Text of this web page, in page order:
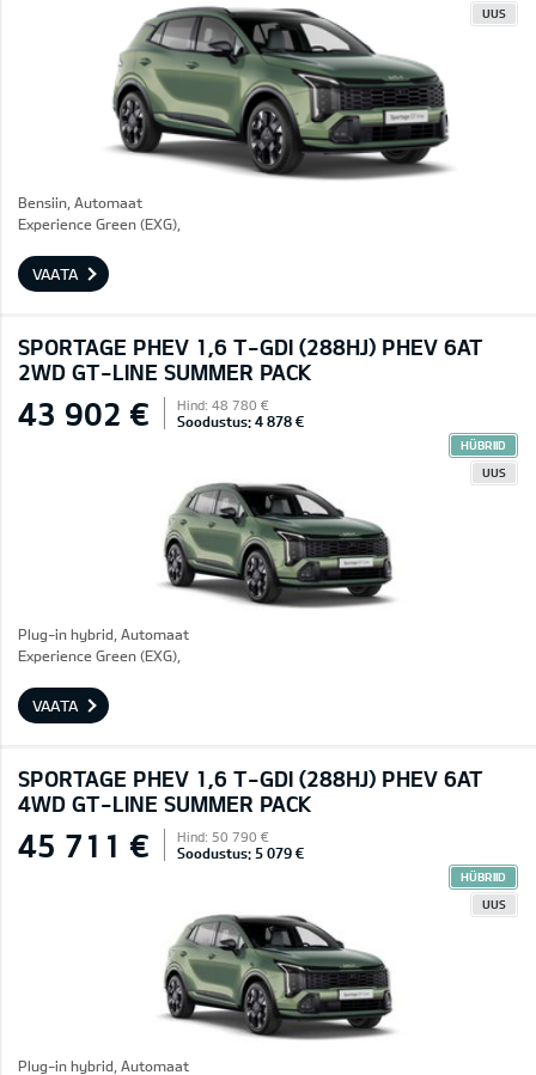
UUS
Bensiin, Automaat
Experience Green (EXG),
VAATA
SPORTAGE PHEV 1,6 T-GDI (288HJ) PHEV 6AT
2WD GT-LINE SUMMER PACK
43 902 € Hind: 48 780 €
Soodustus: 4 878 €
HÜBRIID
UUS
Plug-in hybrid, Automaat
Experience Green (EXG),
VAATA
SPORTAGE PHEV 1,6 T-GDI (288HJ) PHEV 6AT
4WD GT-LINE SUMMER PACK
45 711 € Hind: 50 790 €
Soodustus: 5 079 €
HÜBRIID
UUS
Plug-in hybrid, Automaat